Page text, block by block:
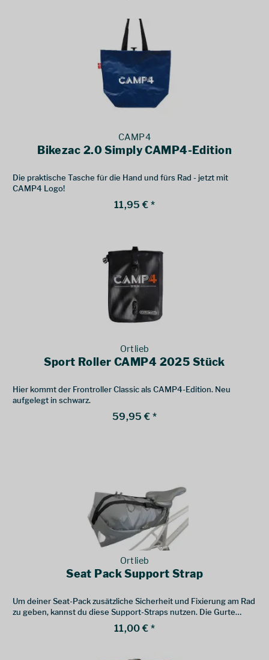
CAMP4
Bikezac 2.0 Simply CAMP4-Edition
Die praktische Tasche für die Hand und fürs Rad - jetzt mit
CAMP4 Logo!
11,95 € *
Ortlieb
Sport Roller CAMP4 2025 Stück
Hier kommt der Frontroller Classic als CAMP4-Edition. Neu
aufgelegt in schwarz.
59,95 € *
Ortlieb
Seat Pack Support Strap
Um deiner Seat-Pack zusätzliche Sicherheit und Fixierung am Rad
zu geben, kannst du diese Support-Straps nutzen. Die Gurte
stützen die Tasche zusätzlich und verhindern bei ungünstiger
Lastenverteilung das Absinken der Tasche.
11,00 € *